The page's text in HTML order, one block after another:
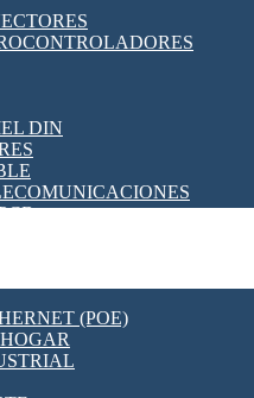
Y TC'S DE CORRIENTE
PROGRAMABLES
[VDF]
DIN
(POE)